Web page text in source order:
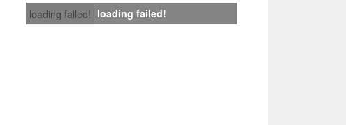
loading failed! loading failed!